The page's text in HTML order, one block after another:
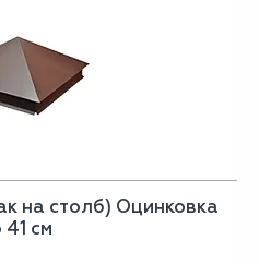
на столб) Оцинковка
41 см